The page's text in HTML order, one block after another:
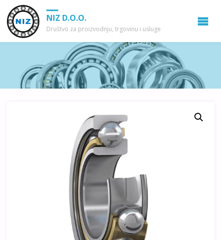
NIZ D.O.O.
Društvo za proizvodnju, trgovinu i usluge